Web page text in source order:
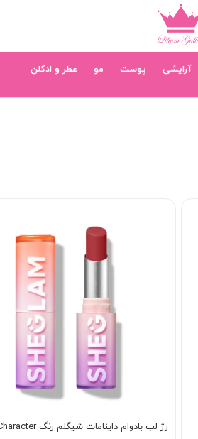
آرایشی پوست مو عطر و ادکلن
رژ لب بادوام داینامات شیگلم رنگ Main Character